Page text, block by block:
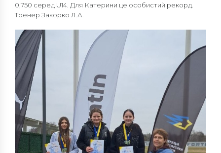
0,750 серед U14. Для Катерини це особистий рекорд.
Тренер Закорко Л.А.